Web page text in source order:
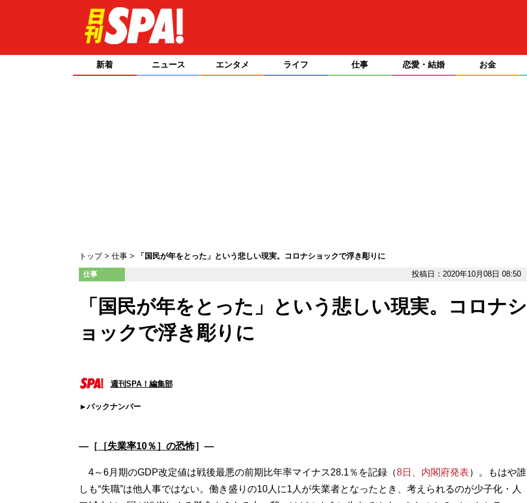
新着 ニュース エンタメ ライフ 仕事 恋愛・結婚 お金
トップ 仕事 「国民が年をとった」という悲しい現実。コロナショックで浮き彫りに
仕事 投稿日：2020年10月08日 08:50
「国民が年をとった」という悲しい現実。コロナシ
ョックで浮き彫りに
週刊SPA！編集部
バックナンバー
―［ ［失業率10％］の恐怖］―
4～6月期のGDP改定値は戦後最悪の前期比年率マイナス28.1％を記録（8日、内閣府発表）。もはや誰
しも“失職”は他人事ではない。働き盛りの10人に1人が失業者となったとき、考えられるのが少子化・人